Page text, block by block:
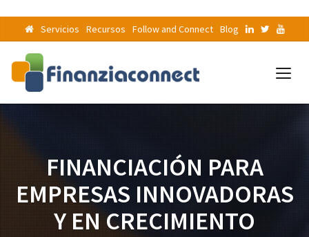
Servicios Recursos Follow and Connect Blog
FINANCIACIÓN PARA
EMPRESAS INNOVADORAS
Y EN CRECIMIENTO